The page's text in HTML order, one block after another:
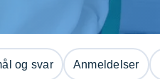
og svar Anmeldelser